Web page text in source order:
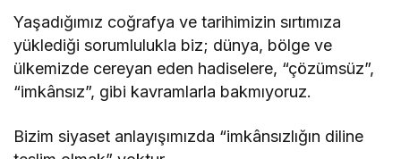
Yaşadığımız coğrafya ve tarihimizin sırtımıza
yüklediği sorumlulukla biz; dünya, bölge ve
ülkemizde cereyan eden hadiselere, “çözümsüz”,
“imkânsız”, gibi kavramlarla bakmıyoruz.
Bizim siyaset anlayışımızda “imkânsızlığın diline